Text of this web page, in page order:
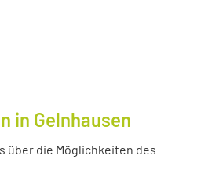
in Gelnhausen
über die Möglichkeiten des